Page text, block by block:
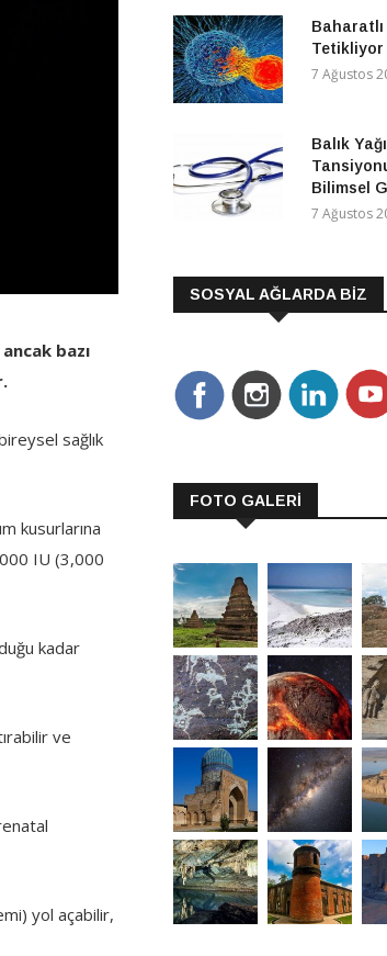
bazı
sağlık
kusurlarına
IU (3,000
kadar
ve
yol açabilir,
Tetikliyor
7 Ağustos
Balık
Bilimsel
7 Ağustos
SOSYAL AĞLARDA BİZ
FOTO GALERİ